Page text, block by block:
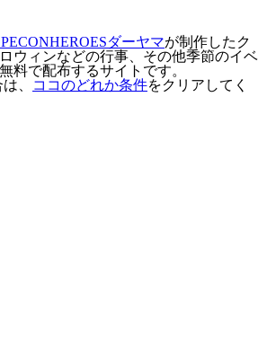
ダーヤマが制作したク
ウィンなどの行事、その他季節のイベ
料で配布するサイトです。
、
ココのどれか条件をクリアしてく